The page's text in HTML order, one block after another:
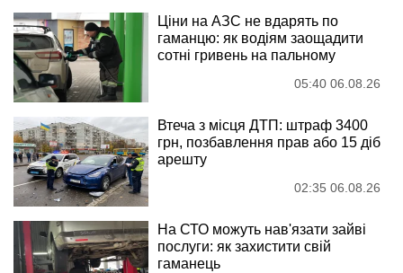
Ціни на АЗС не вдарять по
гаманцю: як водіям заощадити
сотні гривень на пальному
05:40 06.08.26
Втеча з місця ДТП: штраф 3400
грн, позбавлення прав або 15 діб
арешту
02:35 06.08.26
На СТО можуть нав'язати зайві
послуги: як захистити свій
гаманець